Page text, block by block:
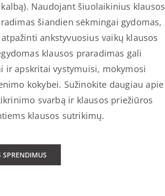
Naudojant šiuolaikinius klausos
šiandien sėkmingai gydomas,
ankstyvuosius vaikų klausos
klausos praradimas gali
ir apskritai vystymuisi, mokymosi
kokybei. Sužinokite daugiau apie
svarbą ir klausos priežiūros
klausos sutrikimų.
SPRENDIMUS